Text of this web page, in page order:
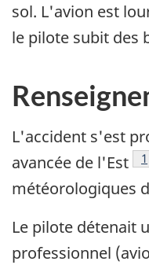
sol. L'avion est
le pilote subit des
L'accident s'est
avancée de l'Est
1
météorologiques
Le pilote détenait
professionnel